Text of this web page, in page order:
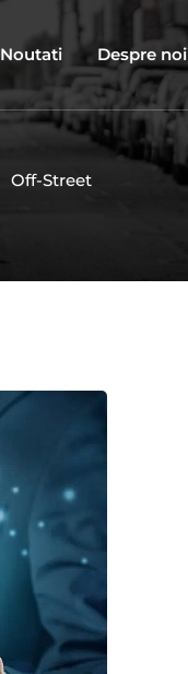
Noutati Despre noi
Off-Street